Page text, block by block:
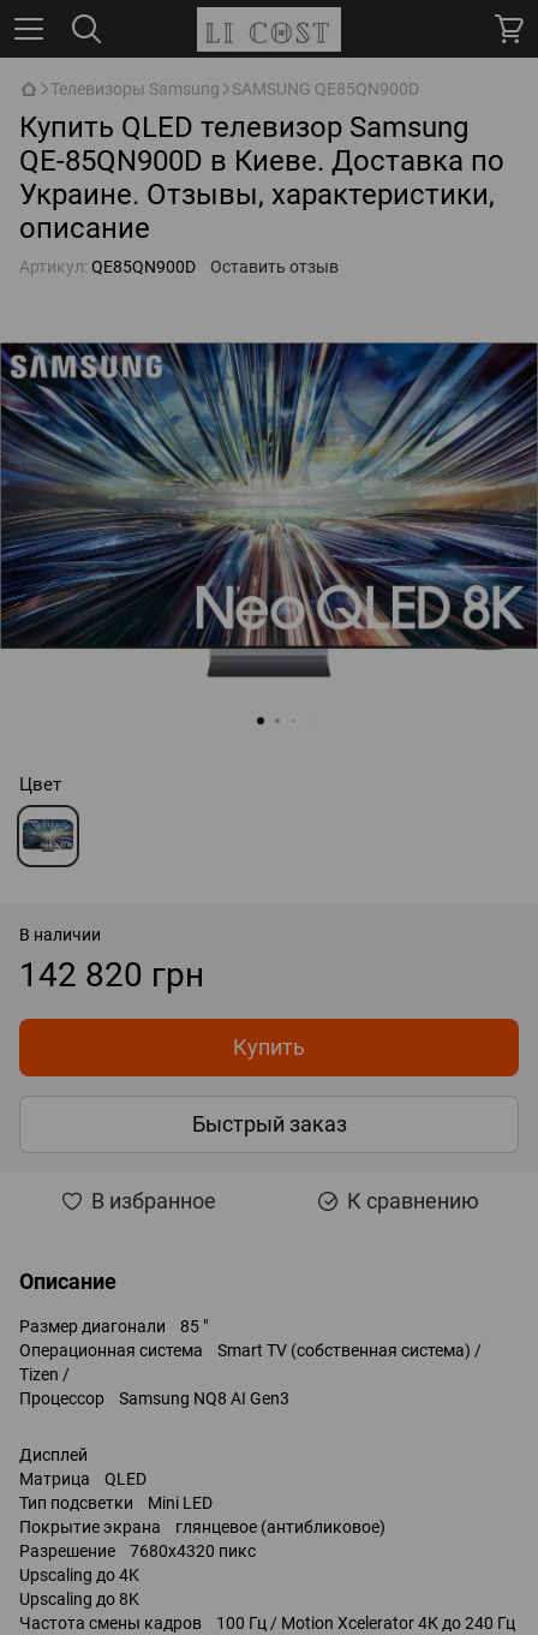
Телевизоры Samsung SAMSUNG QE85QN900D
Купить QLED телевизор Samsung
QE-85QN900D в Киеве. Доставка по
Украине. Отзывы, характеристики,
описание
Артикул: QE85QN900D Оставить отзыв
Цвет
В наличии
142 820 грн
Купить
Быстрый заказ
В избранное К сравнению
Описание
Размер диагонали 85 "
Операционная система Smart TV (собственная система) /
Tizen /
Процессор Samsung NQ8 AI Gen3
Дисплей
Матрица QLED
Тип подсветки Mini LED
Покрытие экрана глянцевое (антибликовое)
Разрешение 7680x4320 пикс
Upscaling до 4K
Upscaling до 8K
Частота смены кадров 100 Гц / Motion Xcelerator 4К до 240 Гц